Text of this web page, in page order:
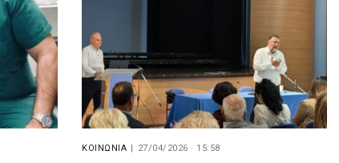
ΚΟΙΝΩΝΙΑ | 27/04/2026 · 15:58